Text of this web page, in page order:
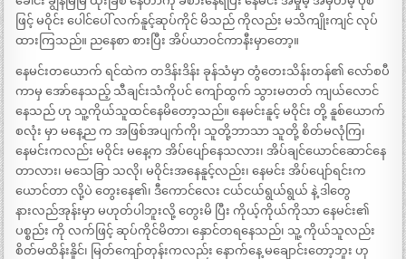
ဖြင့် မဝိုင်း ပေါင်ပေါ် လက်နူင့်ဆုပ်ကိုင် မိသည် ကိုလည်း မသိကျိုးကျင် လုပ်
ထားကြသည်။ ညနေစာ စားပြီး အိပ်ယာဝင်ကာနီးမှာတော့။
နေမင်းတယောက် ရင်ထဲက တဒိန်းဒိန်း ခုန်သံမှာ တွံတေးသိန်းတန်၏ လော်စပီ
ကာမှ အော်နေသည့် သီချင်းသံကိုပင် ကျော်ထွက် သွားမတတ် ကျယ်လောင်
နေသည် ဟု သူ့ကိုယ်သူထင်နေမိတော့သည်။ နေမင်းနူင့် မဝိုင်း တို့ နူစ်ယောက်
စလုံး မှာ မနေ့ည က အဖြစ်အပျက်ကို၊ သူတို့ဘာသာ သူတို့ စိတ်မလုံကြ၊
နေမင်းကလည်း မဝိုင်း မနေ့က အိပ်ပျော်နေသလား၊ အိပ်ချင်ယောင်ဆောင်နေ
တာလား၊ မသေခြာ သလို၊ မဝိုင်းအနေနူင့်လည်း၊ နေမင်း အိပ်ပျော်ရင်းက
ယောင်တာ လို့ပဲ တွေးနေ၏၊ ဒီကောင်လေး ငယ်ငယ်ရွယ်ရွယ် နဲ့ ဒါတွေ
နားလည်အုန်းမှာ မဟုတ်ပါဘူးလို့ တွေးမိ ပြီး ကိုယ့်ကိုယ်ကိုသာ နေမင်း၏
ပစ္စည်း ကို လက်ဖြင့် ဆုပ်ကိုင်မိတာ၊ နှောင်တရနေသည်၊ သူ့ ကိုယ်သူလည်း
စိတ်မထိန်းနိူင်၊ မြတ်ကျော်တုန်းကလည်း နောက်နေ့ မချောင်းတော့ဘူး ဟု